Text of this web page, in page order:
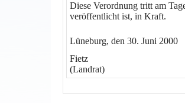
Diese Verordnung tritt am
veröffentlicht ist, in Kraft.
Lüneburg, den 30. Juni 2000
Fietz
(Landrat)